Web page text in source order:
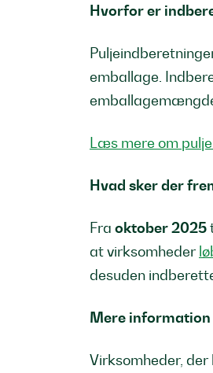
Hvorfor er
emballage.
Læs mere om
Hvad sker der
Fra oktober 2025
at virksomheder
desuden
Mere information
Virksomheder,